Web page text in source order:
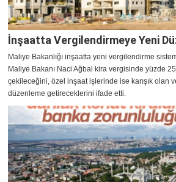
İnşaatta Vergilendirmeye Yeni
Maliye Bakanlığı inşaatta yeni vergilendirme
Maliye Bakanı Naci Ağbal kira vergisinde yüzde
çekileceğini, özel inşaat işlerinde ise karışık olan
düzenleme getireceklerini ifade etti.